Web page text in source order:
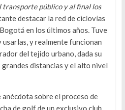
transporte público y al final los
destacar la red de ciclovías
en los últimos años. Tuve
usarlas, y realmente funcionan
del tejido urbano, dada su
distancias y el alto nivel
sobre el proceso de
de golf de un exclusivo club